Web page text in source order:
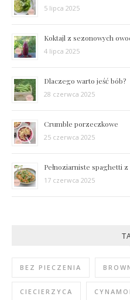
5 lipca 2025
Koktajl z sezonowych
4 lipca 2025
Dlaczego warto jeść bób?
28 czerwca 2025
Crumble porzeczkowe
25 czerwca 2025
Pełnoziarniste spaghetti
17 czerwca 2025
BEZ PIECZENIA
CIECIERZYCA